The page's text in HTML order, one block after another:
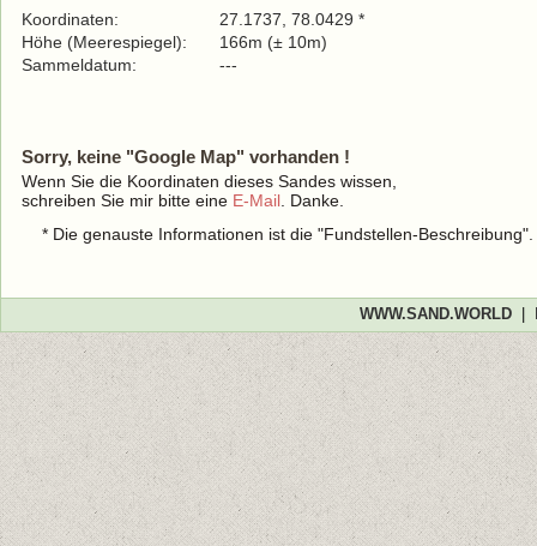
Koordinaten:
27.1737, 78.0429 *
Höhe (Meerespiegel):
166m (± 10m)
Sammeldatum:
---
Sorry, keine "Google Map" vorhanden !
Wenn Sie die Koordinaten dieses Sandes wissen,
schreiben Sie mir bitte eine E-Mail . Danke.
* Die genauste Informationen ist die "Fundstellen-
WWW.SAND.WORLD|